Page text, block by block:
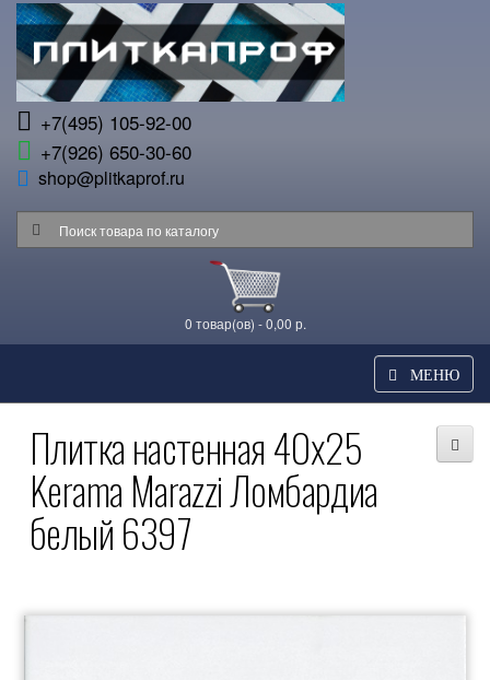
+7(495) 105-92-00
+7(926) 650-30-60
shop@plitkaprof.ru
0 товар(ов) - 0,00 р.
МЕНЮ
Плитка настенная 40x25
Kerama Marazzi Ломбардиа
белый 6397